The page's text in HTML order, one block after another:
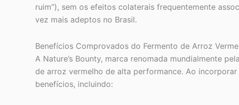
ruim”), sem os efeitos colaterais frequentemente
vez mais adeptos no Brasil.
Benefícios Comprovados do Fermento de Arroz
A Nature’s Bounty, marca renomada mundialmente
de arroz vermelho de alta performance. Ao incorporar
benefícios, incluindo: